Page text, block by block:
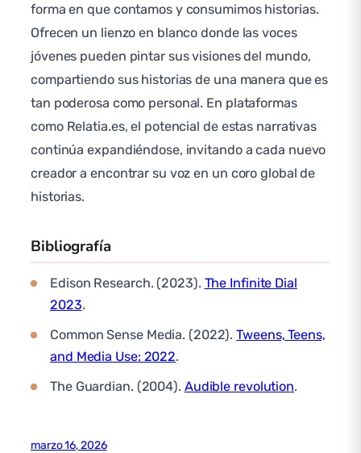
forma en que contamos y consumimos historias.
Ofrecen un lienzo en blanco donde las voces
jóvenes pueden pintar sus visiones del mundo,
compartiendo sus historias de una manera que es
tan poderosa como personal. En plataformas
como Relatia.es, el potencial de estas narrativas
continúa expandiéndose, invitando a cada nuevo
creador a encontrar su voz en un coro global de
historias.
Bibliografía
Edison Research. (2023). The Infinite Dial
2023.
Common Sense Media. (2022).Tweens, Teens,
and Media Use: 2022.
The Guardian. (2004). Audible revolution.
marzo 16, 2026